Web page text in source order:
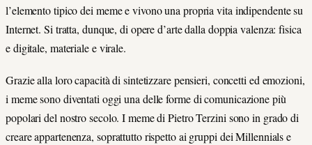
l’elemento tipico dei meme e vivono una propria vita indipendente su
Internet. Si tratta, dunque, di opere d’arte dalla doppia valenza: fisica
e digitale, materiale e virale.
Grazie alla loro capacità di sintetizzare pensieri, concetti ed emozioni,
i meme sono diventati oggi una delle forme di comunicazione più
popolari del nostro secolo. I meme di Pietro Terzini sono in grado di
creare appartenenza, soprattutto rispetto ai gruppi dei Millennials e